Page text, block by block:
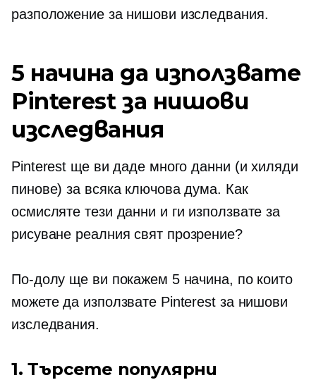
разположение за нишови изследвания.
5 начина да използвате
Pinterest за нишови
изследвания
Pinterest ще ви даде много данни (и хиляди
пинове) за всяка ключова дума. Как
осмисляте тези данни и ги използвате за
рисуване реалния святпрозрение?
По-долу ще ви покажем 5 начина, по които
можете да използвате Pinterest за нишови
изследвания.
1. Търсете популярни